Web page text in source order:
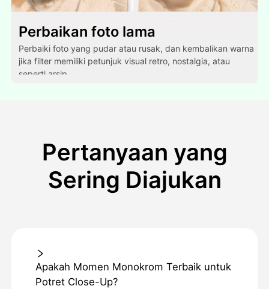
Perbaikan foto lama
Perbaiki foto yang pudar atau rusak, dan kembalikan warna
jika filter memiliki petunjuk visual retro, nostalgia, atau
seperti arsip.
Pertanyaan yang
Sering Diajukan
Apakah Momen Monokrom Terbaik untuk
Potret Close-Up?